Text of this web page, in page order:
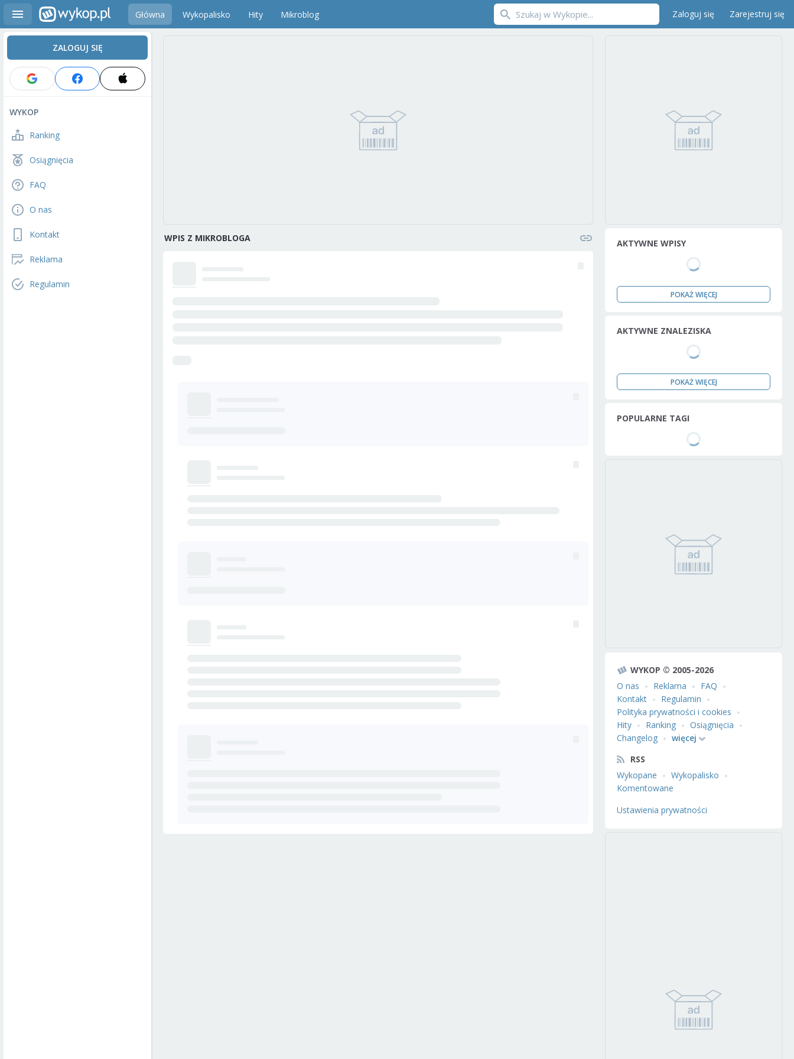
Główna Wykopalisko Hity Mikroblog Zaloguj się Zarejestruj się
ZALOGUJ SIĘ
WYKOP
Ranking
Osiągnięcia
FAQ
O nas
Kontakt
Reklama
Regulamin
WPIS Z MIKROBLOGA AKTYWNE WPISY
POKAŻ WIĘCEJ
AKTYWNE ZNALEZISKA
POKAŻ WIĘCEJ
POPULARNE TAGI
WYKOP © 2005-2026
O nas
Reklama
FAQ
Kontakt
Regulamin
Polityka prywatności i cookies
Hity
Ranking
Osiągnięcia
Changelog
więcej
RSS
Wykopane
Wykopalisko
Komentowane
Ustawienia prywatności